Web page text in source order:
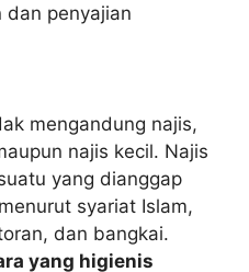
dan penyajian
mengandung najis,
najis kecil. Najis
yang dianggap
syariat Islam,
dan bangkai.
yang higienis